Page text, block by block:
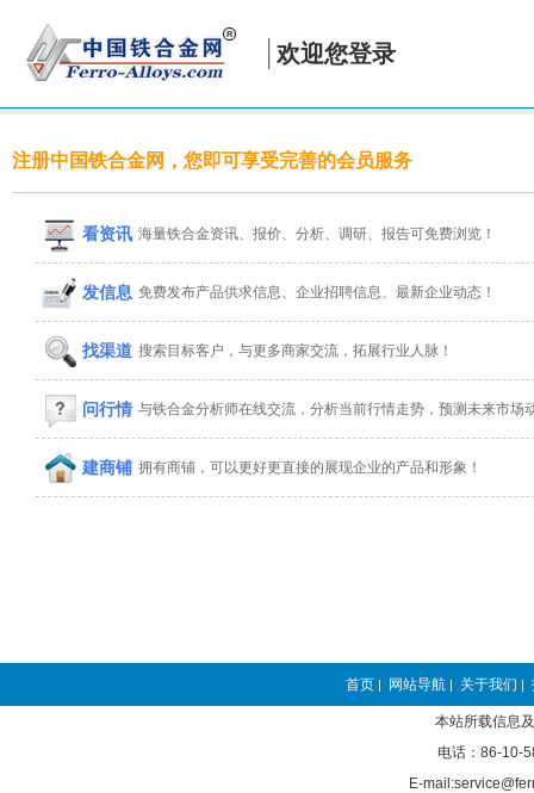
欢迎您登录
注册中国铁合金网，您即可享受完善的会员服务
看资讯 海量铁合金资讯、报价、分析、调研、报告可免费浏览！
发信息 免费发布产品供求信息、企业招聘信息、最新企业动态！
找渠道 搜索目标客户，与更多商家交流，拓展行业人脉！
问行情 与铁合金分析师在线交流，分析当前行情走势，预测未来市场
建商铺 拥有商铺，可以更好更直接的展现企业的产品和形象！
首页 | 网站导航 | 关于我们 |
本站所载信息
电话：86-10-
E-